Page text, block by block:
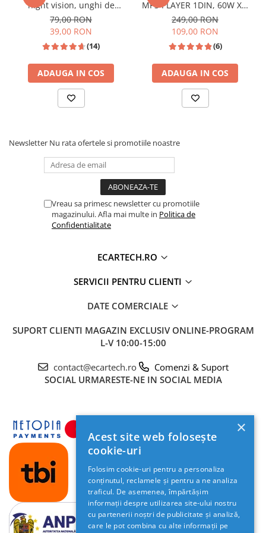
night vision, unghi de
vizualizare 170°, rezistentă
la apă IPX6 si praf
79,00 RON
39,00 RON
(14)
ADAUGA IN COS
MP3 PLAYER 1DIN, 60W X4,
Bluetooth,2X USB, CARD SD,
AUX, intrare RCA subwoofer
249,00 RON
109,00 RON
(6)
ADAUGA IN COS
Newsletter Nu rata ofertele si promotiile noastre
Vreau sa primesc newsletter cu promotiile
magazinului. Afla mai multe in Politica de
Confidentialitate
ECARTECH.RO
SERVICII PENTRU CLIENTI
DATE COMERCIALE
SUPORT CLIENTI MAGAZIN EXCLUSIV ONLINE-PROGRAM
L-V 10:00-15:00
contact@ecartech.ro
Comenzi & Suport
SOCIAL URMARESTE-NE IN SOCIAL MEDIA
×
Acest site web folosește
cookie-uri
Folosim cookie-uri pentru a personaliza
conținutul, reclamele și pentru a ne analiza
traficul. De asemenea, împărtășim
informații despre utilizarea site-ului nostru
cu partenerii noștri de publicitate și analiză,
care le pot combina cu alte informații pe